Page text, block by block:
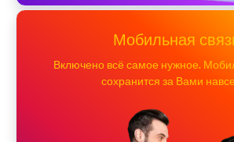
Мобильная
Включено всё самое нужное.
сохранится за Вами